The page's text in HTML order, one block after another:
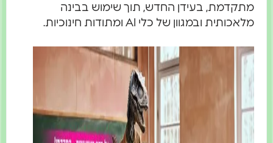
מתקדמת, בעידן החדש, תוך שימוש בבינה
מלאכותית ובמגוון של כלי AI ומתודות חינוכיות.